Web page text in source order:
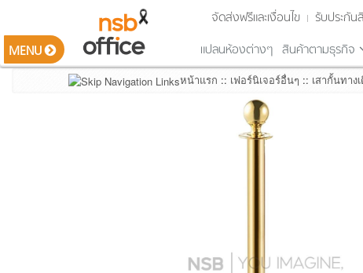
MENU
จัดส่งฟรีและเงื่อนไข รับประกัน
แปลนห้องต่างๆ สินค้าตามธุรกิจ
รายการสินค้า
หน้าแรก :: เฟอร์นิเจอร์อื่นๆ :: เสากั้นทาง